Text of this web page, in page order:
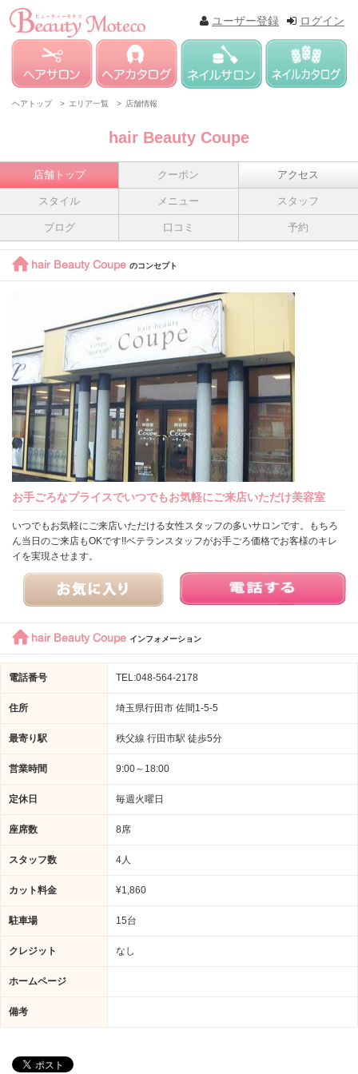
ログイン
ユーザー登録
ヘアトップ > エリア一覧 > 店舗情報
hair Beauty Coupe
店舗トップ クーポン アクセス
スタイル メニュー スタッフ
ブログ 口コミ 予約
hair Beauty Coupe のコンセプト
お手ごろなプライスでいつでもお気軽にご来店いただけ美容室
いつでもお気軽にご来店いただける女性スタッフの多いサロンです。もちろ
ん当日のご来店もOKです!!ベテランスタッフがお手ごろ価格でお客様のキレ
イを実現させます。
hair Beauty Coupe インフォメーション
電話番号 TEL:048-564-2178
住所 埼玉県行田市 佐間1-5-5
最寄り駅 秩父線 行田市駅 徒歩5分
営業時間 9:00～18:00
定休日 毎週火曜日
座席数 8席
スタッフ数 4人
カット料金 ¥1,860
駐車場 15台
クレジット なし
ホームページ
備考